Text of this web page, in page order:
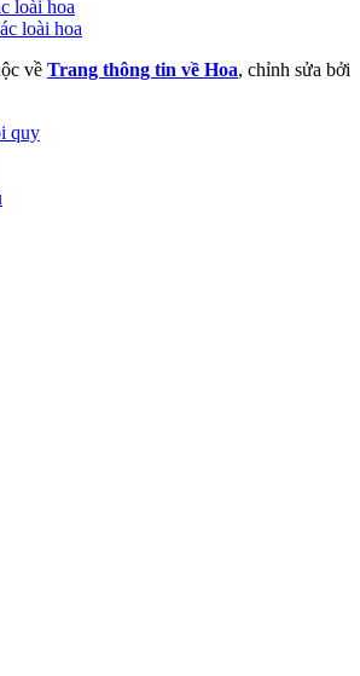
loài hoa
loài hoa
về Trang thông tin về Hoa, chỉnh sửa bởi
quy